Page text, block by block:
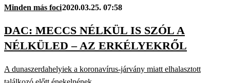
Minden más foci2020.03.25. 07:58
DAC: MECCS NÉLKÜL IS SZÓL A
NÉLKÜLED – AZ ERKÉLYEKRŐL
A dunaszerdahelyiek a koronavírus-járvány miatt elhalasztott